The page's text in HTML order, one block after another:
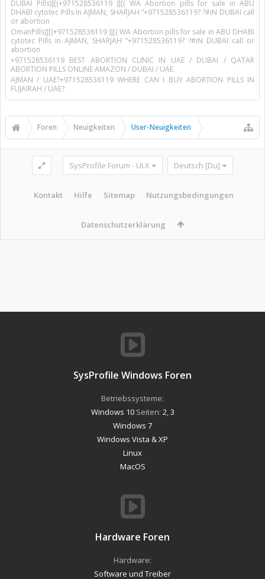
DUBAI Pills)][(+971528536119 )][( WA Abortion pills for sale in ABU
DHABI cytotec Pills In AJMAN, SHARJAH ”+971528536119? ?#iN DUBAI call
or abortion
OmanPills)][(+971528536119 )][( WA Abortion pills for sale in ABU DHABI
cytotec Pills In AJMAN, SHARJAH ”+971528536119? ?#iN DUBAI call or
abortion
+971528536119 BEST ABORTION CLINIC IN UAE / DUBAI / QATAR
ABORTION PILLS ONLINE AMAZON / DUBAI / UAE.
AJMAN / UAE?+971528536119 WHERE CAN I BUY ABORTION PILLS IN
FUJAIRAH / UAE?
Foren Neuigkeiten User-Neuigkeiten
SysProfile Forum - UI.X Deutsch [Du]
Kontakt Hilfe Sitemap Nutzungsbedingungen
Datenschutzerklärung
SysProfile Windows Foren
Betriebssysteme:
Windows 10Seiten: 2 3
Windows 7
Windows Vista & XP
Linux
MacOS
Hardware Foren
Hardware:
Software und Treiber